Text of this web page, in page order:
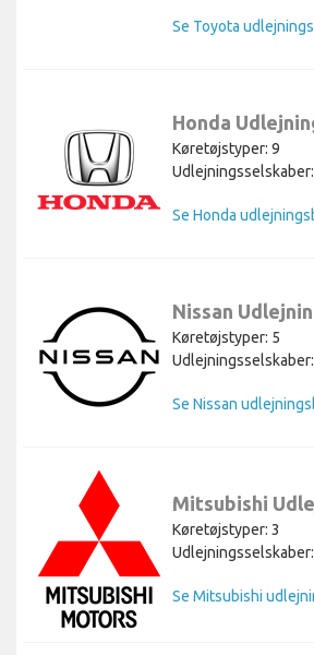
Se Toyota
Honda
Køretøjstyper: 9
Se Honda
Nissan
Køretøjstyper: 5
Se Nissan
Mitsubishi
Køretøjstyper: 3
Se Mitsubishi